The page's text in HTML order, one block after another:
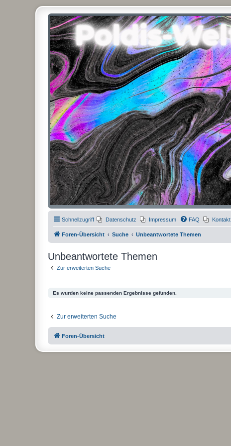
Poldis-Welt.com
Das Forum für Jeans, Sportswear, grosse Grössen und Accessoires
Schnellzugriff Datenschutz Impressum FAQ Kontakt
Foren-Übersicht Suche Unbeantwortete Themen
Unbeantwortete Themen
Zur erweiterten Suche
Es wurden keine passenden Ergebnisse gefunden.
Zur erweiterten Suche
Foren-Übersicht